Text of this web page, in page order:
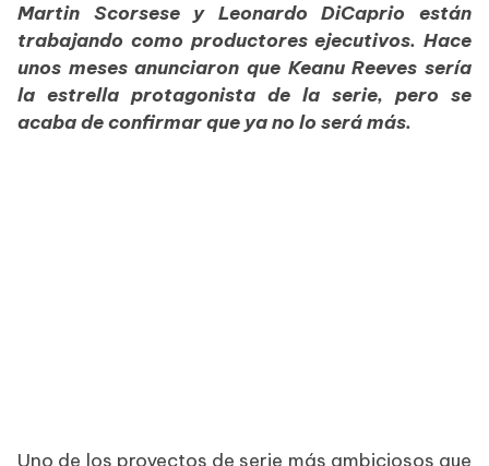
Martin Scorsese y Leonardo DiCaprio están
trabajando como productores ejecutivos. Hace
unos meses anunciaron que Keanu Reeves sería
la estrella protagonista de la serie, pero se
acaba de confirmar que ya no lo será más.
Uno de los proyectos de serie más ambiciosos que